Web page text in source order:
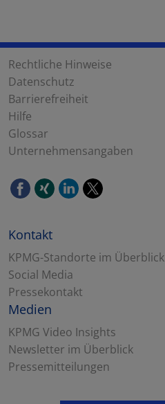
Rechtliche Hinweise
Datenschutz
Barrierefreiheit
Hilfe
Glossar
Unternehmensangaben
Kontakt
KPMG-Standorte im Überblick
Social Media
Pressekontakt
Medien
KPMG Video Insights
Newsletter im Überblick
Pressemitteilungen